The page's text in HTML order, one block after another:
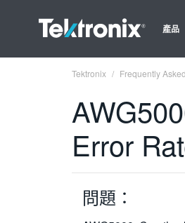
產品
Tektronix Frequently
Error
問題：